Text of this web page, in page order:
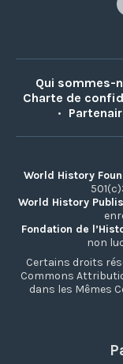
Qui sommes-
Charte de
•
World History
World History
Fondation de
non
Certains droits
Commons
dans les Mêmes